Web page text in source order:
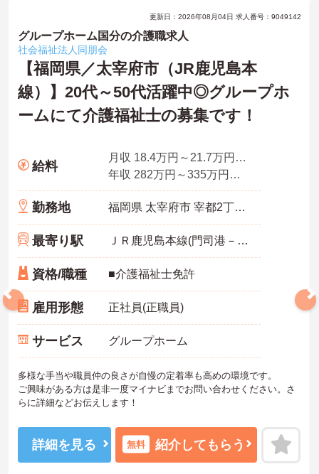
・最大20,000円の勤続年数加算手当や年2回の賞与支給があるため、
長く勤務するほど待遇に反映される仕組みがあります。
【認定マークを取得した、柔軟で働きやすい体制が整っています】
・「くるみんマーク」を取得し、育児・介護休業の実績や復職制度
があるため、生活の変化にも対応できます。
・残業が月平均10時間と少なく、日勤帯の勤務が中心であるため、
私生活との両立を図りながら働けます。
更新日：2026年08月04日 求人番号：9049142
グループホーム国分の介護職求人
社会福祉法人同朋会
【福岡県／太宰府市（JR鹿児島本
線）】20代～50代活躍中◎グループホ
ームにて介護福祉士の募集です！
給料
月収 18.4万円～21.7万円程度 ※諸手当込
年収 282万円～335万円程度
勤務地 福岡県 太宰府市 宰都2丁目8-12
最寄り駅 ＪＲ鹿児島本線(門司港－八代)「水城駅」徒歩15分
資格/職種 ■介護福祉士免許
雇用形態 正社員(正職員)
サービス グループホーム
多様な手当や職員仲の良さが自慢の定着率も高めの環境です。
ご興味がある方は是非一度マイナビまでお問い合わせください。さ
らに詳細などお伝えします！
詳細を見る 無料 紹介してもらう